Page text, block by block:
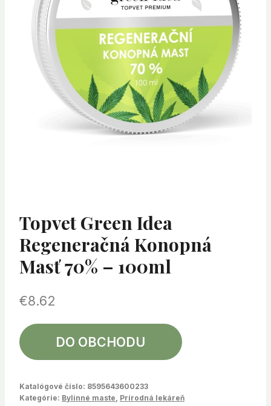
Topvet Green Idea
Regeneračná Konopná
Masť 70% – 100ml
€8.62
DO OBCHODU
Katalógové číslo: 8595643600233
Kategórie: Bylinné maste Prírodná lekáreň